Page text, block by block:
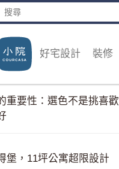
好宅設計 裝修
重要性：選色不是挑喜歡
堡，11坪公寓超限設計